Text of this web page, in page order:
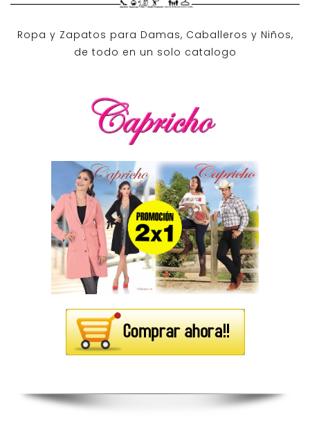
Ropa y Zapatos para Damas, Caballeros y Niños,
de todo en un solo catalogo